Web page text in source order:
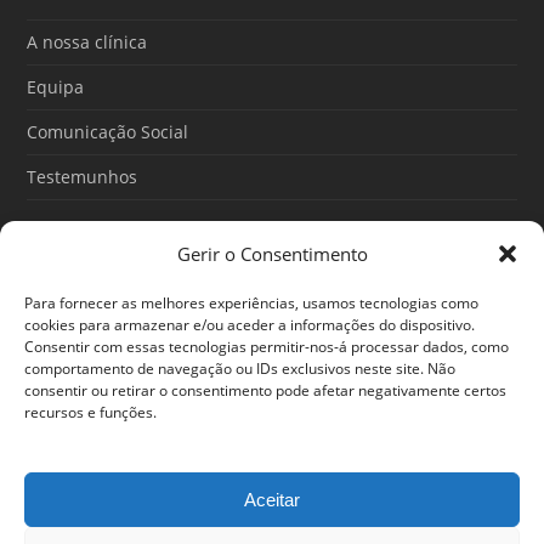
Gerir o Consentimento
Para fornecer as melhores experiências, usamos tecnologias como
cookies para armazenar e/ou aceder a informações do dispositivo.
Consentir com essas tecnologias permitir-nos-á processar dados, como
comportamento de navegação ou IDs exclusivos neste site. Não
consentir ou retirar o consentimento pode afetar negativamente certos
recursos e funções.
Aceitar
o
k
e r
a
A nossa clínica
Equipa
Comunicação Social
Testemunhos
O Poder do Subconsciente: esse poder é teu
30/06/2026
Ansiedade: cuidar de si antes que o alerta tome conta da
sua vida